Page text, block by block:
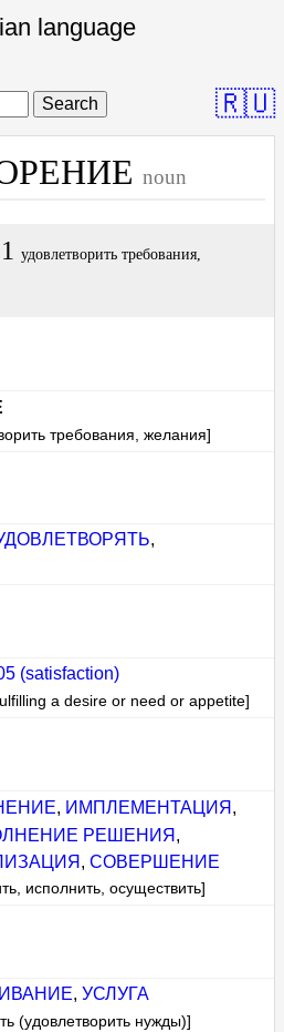
language
Search 🇷🇺
noun
удовлетворить требования,
требования, желания]
,
(satisfaction)
a desire or need or appetite]
, ИМПЛЕМЕНТАЦИЯ ,
РЕШЕНИЯ ,
,СОВЕРШЕНИЕ
исполнить, осуществить]
, УСЛУГА
(удовлетворить нужды)]